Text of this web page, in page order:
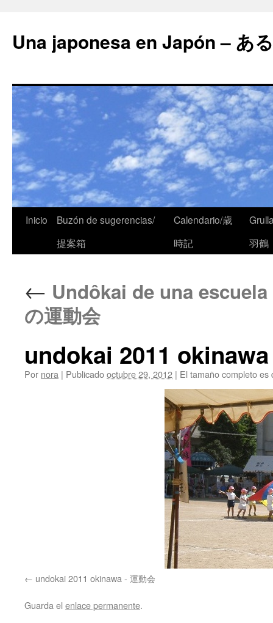
Una japonesa en Japón – あ
Inicio
Buzón de sugerencias/
提案箱
Calendario/歳
時記
羽鶴
← Undôkai de una
の運動会
undokai 2011
Por nora | Publicadooctubre 29, 2012 | El tamaño completo
undokai 2011 okinawa - 運動会
Guarda el enlace permanente.